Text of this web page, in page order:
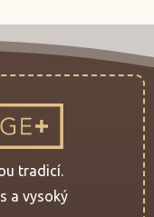
tradicí.
a vysoký